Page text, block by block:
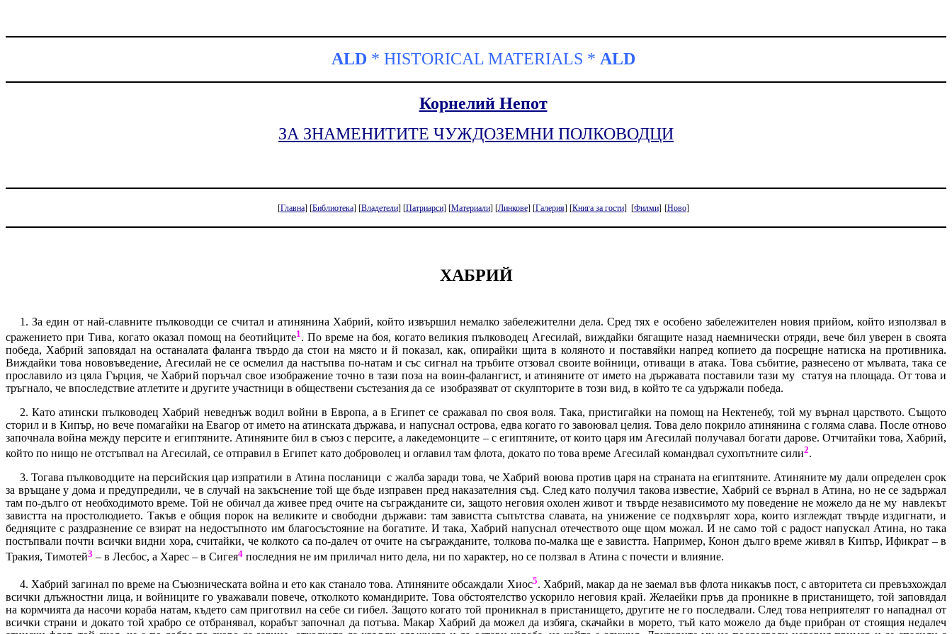
ALD* HISTORICAL MATERIALS * ALD
Корнелий Непот
ЗА ЗНАМЕНИТИТЕ ЧУЖДОЗЕМНИ ПОЛКОВОДЦИ
[Главна] [Библиотека] [Владетели] [Патриарси] [Материали] [Линкове] [Галерия] [Книга за гости] [Филми] [Ново]
ХАБРИЙ
1. За един от най-славните пълководци се считал и атинянина Хабрий, който извършил немалко забележителни дела. Сред тях е особено забележителен новия прийом, който използвал в
сражението при Тива, когато оказал помощ на беотийците1 . По време на боя, когато великия пълководец Агесилай, виждайки бягащите назад наемнически отряди, вече бил уверен в своята
победа, Хабрий заповядал на останалата фаланга твърдо да стои на място и й показал, как, опирайки щита в коляното и поставяйки напред копието да посрещне натиска на противника.
Виждайки това нововъведение, Агесилай не се осмелил да настъпва по-натам и със сигнал на тръбите отзовал своите войници, отиващи в атака. Това събитие, разнесено от мълвата, така се
прославило из цяла Гърция, че Хабрий поръчал свое изображение точно в тази поза на воин-фалангист, и атиняните от името на държавата поставили тази му статуя на площада. От това и
тръгнало, че впоследствие атлетите и другите участници в обществени състезания да се изобразяват от скулпторите в този вид, в който те са удържали победа.
2. Като атински пълководец Хабрий неведнъж водил войни в Европа, а в Египет се сражавал по своя воля. Така, пристигайки на помощ на Нектенебу, той му върнал царството. Същото
сторил и в Кипър, но вече помагайки на Евагор от името на атинската държава, и напуснал острова, едва когато го завоювал целия. Това дело покрило атинянина с голяма слава. После отново
започнала война между персите и египтяните. Атиняните бил в съюз с персите, а лакедемонците – с египтяните, от които царя им Агесилай получавал богати дарове. Отчитайки това, Хабрий,
който по нищо не отстъпвал на Агесилай, се отправил в Египет като доброволец и оглавил там флота, докато по това време Агесилай командвал сухопътните сили2.
3. Тогава пълководците на персийския цар изпратили в Атина посланици с жалба заради това, че Хабрий воюва против царя на страната на египтяните. Атиняните му дали определен срок
за връщане у дома и предупредили, че в случай на закъснение той ще бъде изправен пред наказателния съд. След като получил такова известие, Хабрий се върнал в Атина, но не се задържал
там по-дълго от необходимото време. Той не обичал да живее пред очите на съгражданите си, защото неговия охолен живот и твърде независимото му поведение не можело да не му навлекът
завистта на простолюдието. Такъв е общия порок на великите и свободни държави: там завистта съпътства славата, на унижение се подхвърлят хора, които изглеждат твърде издигнати, и
бедняците с раздразнение се взират на недостъпното им благосъстояние на богатите. И така, Хабрий напуснал отечеството още щом можал. И не само той с радост напускал Атина, но така
постъпвали почти всички видни хора, считайки, че колкото са по-далеч от очите на съгражданите, толкова по-малка ще е завистта. Например, Конон дълго време живял в Кипър, Ификрат – в
Тракия, Тимотей3 – в Лесбос, а Харес – в Сигея4 последния не им приличал нито дела, ни по характер, но се ползвал в Атина с почести и влияние.
4. Хабрий загинал по време на Съюзническата война и ето как станало това. Атиняните обсаждали Хиос5. Хабрий, макар да не заемал във флота никакъв пост, с авторитета си превъзхождал
всички длъжностни лица, и войниците го уважавали повече, отколкото командирите. Това обстоятелство ускорило неговия край. Желаейки пръв да проникне в пристанището, той заповядал
на кормчията да насочи кораба натам, където сам приготвил на себе си гибел. Защото когато той проникнал в пристанището, другите не го последвали. След това неприятелят го нападнал от
всички страни и докато той храбро се отбранявал, корабът започнал да потъва. Макар Хабрий да можел да избяга, скачайки в морето, тъй като можело да бъде прибран от стоящия недалеч